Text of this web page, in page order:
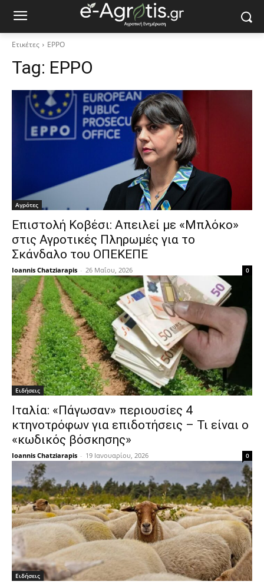
Ετικέτες EPPO
Tag: EPPO
Αγρότες
Επιστολή Κοβέσι: Απειλεί με «Μπλόκο»
στις Αγροτικές Πληρωμές για το
Σκάνδαλο του ΟΠΕΚΕΠΕ
Ioannis Chatziarapis - 26 Μαΐου, 2026 0
Ειδήσεις
Ιταλία: «Πάγωσαν» περιουσίες 4
κτηνοτρόφων για επιδοτήσεις – Τι είναι ο
«κωδικός βόσκησης»
Ioannis Chatziarapis - 19 Ιανουαρίου, 2026 0
Ειδήσεις